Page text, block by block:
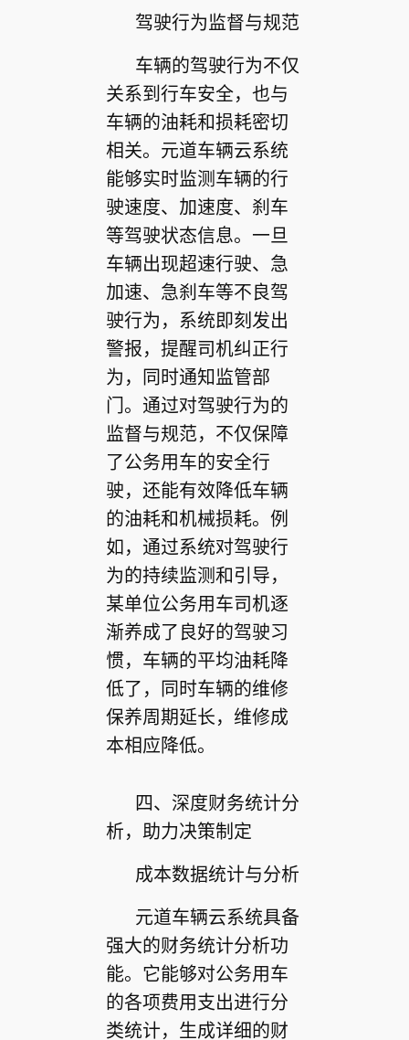
驾驶行为监督与规范
车辆的驾驶行为不仅
关系到行车安全，也与
车辆的油耗和损耗密切
相关。元道车辆云系统
能够实时监测车辆的行
驶速度、加速度、刹车
等驾驶状态信息。一旦
车辆出现超速行驶、急
加速、急刹车等不良驾
驶行为，系统即刻发出
警报，提醒司机纠正行
为，同时通知监管部
门。通过对驾驶行为的
监督与规范，不仅保障
了公务用车的安全行
驶，还能有效降低车辆
的油耗和机械损耗。例
如，通过系统对驾驶行
为的持续监测和引导，
某单位公务用车司机逐
渐养成了良好的驾驶习
惯，车辆的平均油耗降
低了，同时车辆的维修
保养周期延长，维修成
本相应降低。
四、深度财务统计分
析，助力决策制定
成本数据统计与分析
元道车辆云系统具备
强大的财务统计分析功
能。它能够对公务用车
的各项费用支出进行分
类统计，生成详细的财